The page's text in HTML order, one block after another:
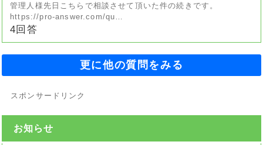
管理人様先日こちらで相談させて頂いた件の続きです。
https://pro-answer.com/qu…
4回答
更に他の質問をみる
スポンサードリンク
お知らせ